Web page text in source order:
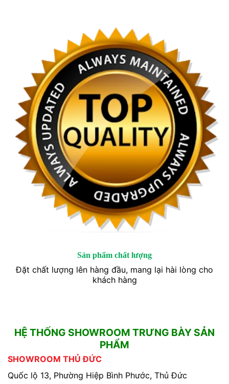
Sản phẩm chất lượng
Đặt chất lượng lên hàng đầu, mang lại hài lòng cho
khách hàng
HỆ THỐNG SHOWROOM TRƯNG BÀY SẢN
PHẨM
SHOWROOM THỦ ĐỨC
Quốc lộ 13, Phường Hiệp Bình Phước, Thủ Đức